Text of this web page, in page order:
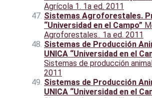
Agrícola 1. 1a ed. 2011
Sistemas Agroforestales.
“Universidad en el Campo”
Agroforestales.. 1a ed. 2011
Sistemas de Producción
UNICA “Universidad en el
Sistemas de producción
2011
Sistemas de Producción
UNICA “Universidad en el